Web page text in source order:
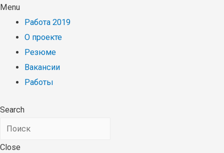
Menu
Работа 2019
О проекте
Резюме
Вакансии
Работы
Search
Close